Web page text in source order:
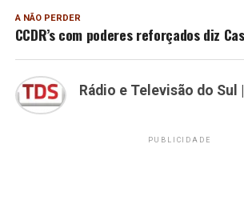
A NÃO PERDER
CCDR’s com poderes reforçados diz
Rádio e Televisão do Sul
PUBLICIDADE